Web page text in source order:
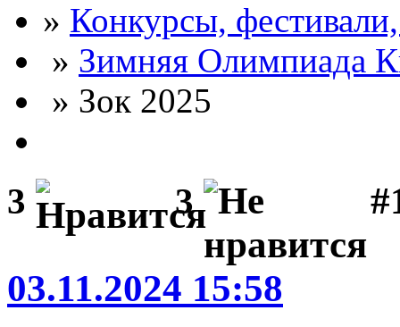
» Конкурсы,
» Зимняя Олимпиада
» Зок 2025
3 3
03.11.2024 15:58